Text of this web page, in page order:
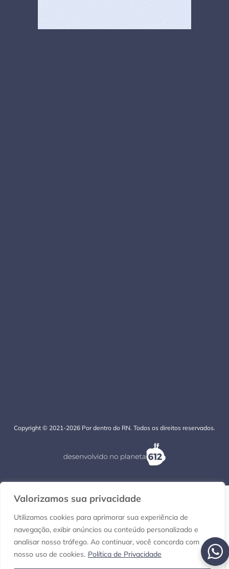
Valorizamos sua privacidade
Utilizamos cookies para aprimorar sua experiência de
navegação, exibir anúncios ou conteúdo personalizado e
analisar nosso tráfego. Ao continuar, você concorda com
nosso uso de cookies. Política de Privacidade
Copyright © 2021-2026 Por dentro do RN. Todos os direitos reservados.